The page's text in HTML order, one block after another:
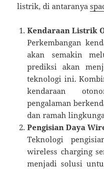
listrik, di antaranya
Kendaraan Listrik
Perkembangan
akan semakin
prediksi akan
teknologi ini.
kendaraan
pengalaman
dan ramah
Pengisian Daya
Teknologi
wireless charging
menjadi solusi